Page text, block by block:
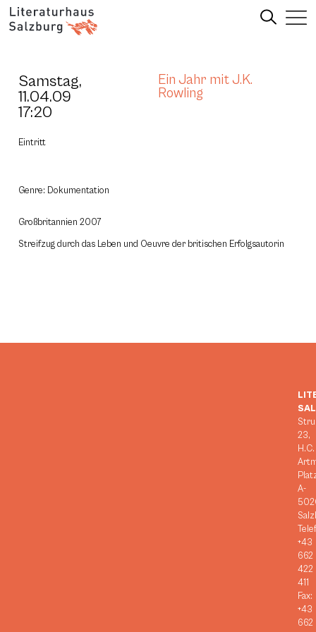
Samstag,
11.04.09
17:20
Ein Jahr mit J.K.
Rowling
Eintritt
Genre: Dokumentation
Großbritannien 2007
Streifzug durch das Leben und Oeuvre der britischen Erfolgsautorin
23,
H.C.
A-
+43
662
422
411
Fax:
+43
662